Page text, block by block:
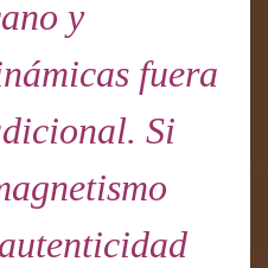
y
fuera
Si